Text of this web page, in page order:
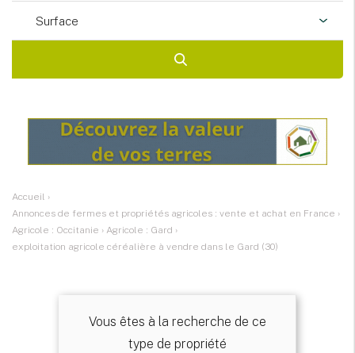
Surface
Accueil ›
Annonces de fermes et propriétés agricoles : vente et achat en France ›
Agricole : Occitanie › Agricole : Gard ›
exploitation agricole céréalière à vendre dans le Gard (30)
Vous êtes à la recherche de ce
type de propriété